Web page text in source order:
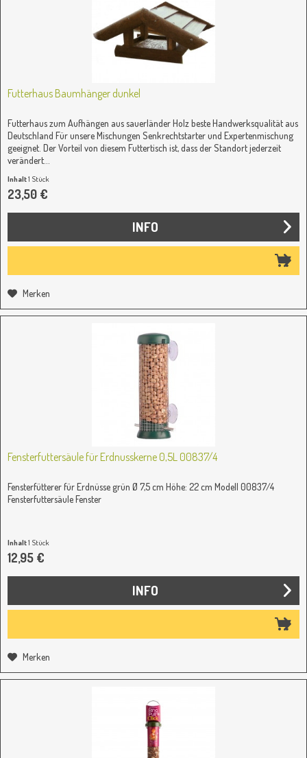
Futterhaus Baumhänger dunkel
Futterhaus zum Aufhängen aus sauerländer Holz beste Handwerksqualität aus
Deutschland Für unsere Mischungen Senkrechtstarter und Expertenmischung
geeignet. Der Vorteil von diesem Futtertisch ist, dass der Standort jederzeit
verändert...
Inhalt1 Stück
23,50 €
INFO
Merken
Fensterfuttersäule für Erdnusskerne 0,5L 00837/4
Fensterfütterer für Erdnüsse grün Ø 7,5 cm Höhe: 22 cm Modell 00837/4
Fensterfuttersäule Fenster
Inhalt1 Stück
12,95 €
INFO
Merken